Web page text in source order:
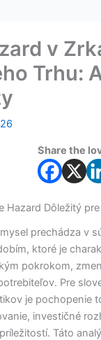
v
Trhu:
Share the
Hazard Dôležitý
prechádza v
ktoré je
pokrokom,
Pre
je pochopenie
investičné
Táto